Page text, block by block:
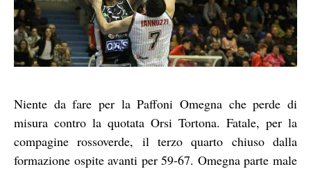
Niente da fare per la Paffoni Omegna che perde di
misura contro la quotata Orsi Tortona. Fatale, per la
compagine rossoverde, il terzo quarto chiuso dalla
formazione ospite avanti per 59-67. Omegna parte male